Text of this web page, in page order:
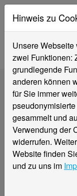
Hinweis zu
Unsere
zwei Funktionen:
grundlegende
anderen können
für Sie immer
gesammelt und
Verwendung der
widerrufen.
Website finden
und zu uns im